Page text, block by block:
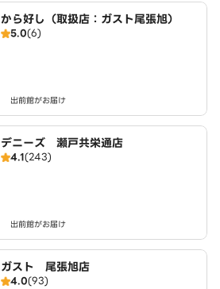
から好し（取扱店：ガスト尾張旭）
5.0(6)
出前館がお届け
デニーズ 瀬戸共栄通店
4.1(243)
出前館がお届け
ガスト 尾張旭店
4.0(93)